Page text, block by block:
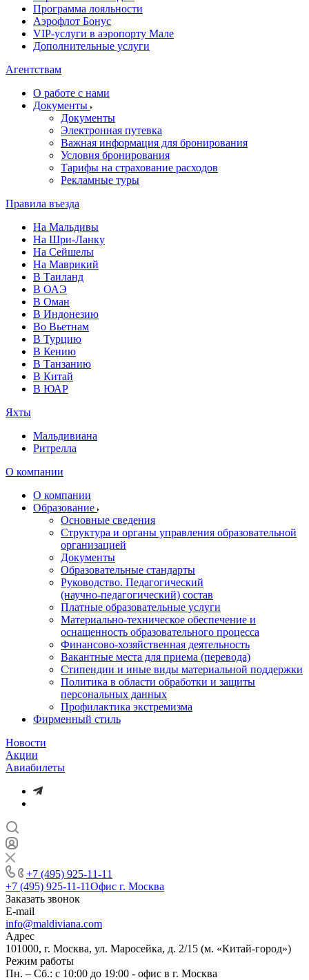
Программа лояльности
Аэрофлот Бонус
VIP-услуги в аэропорту Мале
Дополнительные услуги
Агентствам
О работе с нами
Документы
Документы
Электронная путевка
Важная информация для бронирования
Условия бронирования
Тарифы на страхование расходов
Рекламные туры
Правила въезда
На Мальдивы
На Шри-Ланку
На Сейшелы
На Маврикий
В Таиланд
В ОАЭ
В Оман
В Индонезию
Во Вьетнам
В Турцию
В Кению
В Танзанию
В Китай
В ЮАР
Яхты
Мальдивиана
Ритрелла
О компании
О компании
Образование
Основные сведения
Структура и органы управления образовательной
организацией
Документы
Образовательные стандарты
Руководство. Педагогический
(научно‑педагогический) состав
Платные образовательные услуги
Материально-техническое обеспечение и
оснащенность образовательного процесса
Финансово-хозяйственная деятельность
Вакантные места для приема (перевода)
Стипендии и иные виды материальной поддержки
Политика в области обработки и защиты
персональных данных
Профилактика экстремизма
Фирменный стиль
Новости
Акции
Авиабилеты
+7 (495) 925-11-11
+7 (495) 925-11-11Офис г. Москва
Заказать звонок
E-mail
info@maldiviana.com
Адрес
101000, г. Москва, ул. Маросейка, д. 2/15 (м. «Китай-город»)
Режим работы
Пн. – Сб.: с 10:00 до 19:00 - офис в г. Москва